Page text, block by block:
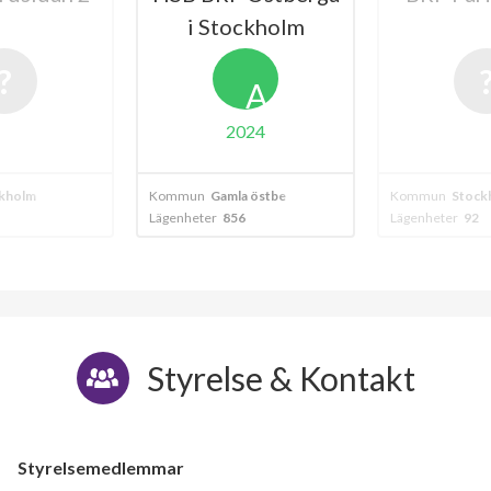
i Stockholm
A
2024
Kommun Gamla östberga - älvsjö - stockholm
Lägenheter 856
Kommun
Lägenheter 92
Styrelse & Kontakt
Styrelsemedlemmar